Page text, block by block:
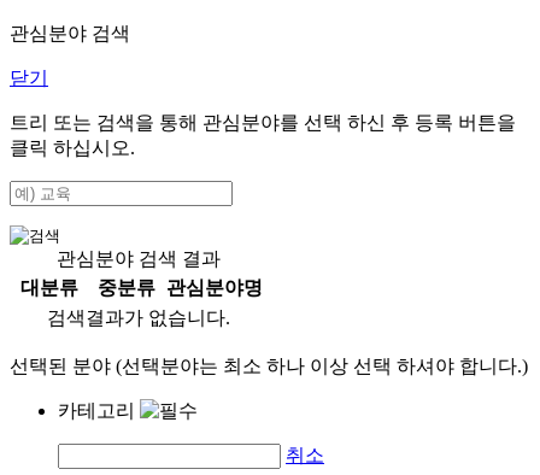
관심분야 검색
닫기
트리 또는 검색을 통해 관심분야를 선택 하신 후 등록 버튼을
클릭 하십시오.
관심분야 검색 결과
대분류
중분류
관심분야명
검색결과가 없습니다.
선택된 분야 (선택분야는 최소 하나 이상 선택 하셔야 합니다.)
카테고리
취소